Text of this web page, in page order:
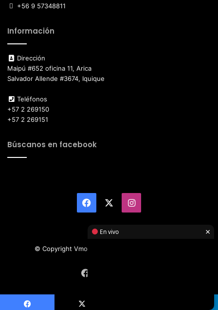
+56 9 57348811
Información
Dirección
Maipú #652 oficina 11, Arica
Salvador Allende #3674, Iquique
Teléfonos
+57 2 269150
+57 2 269151
Búscanos en facebook
Facebook Instagram
© Copyright Vmotor TI 2026, All Rights Reserved
En vivo ×